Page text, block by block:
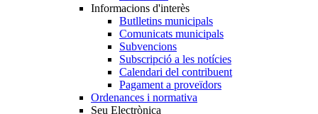
Informacions d'interès
Butlletins municipals
Comunicats municipals
Subvencions
Subscripció a les notícies
Calendari del contribuent
Pagament a proveïdors
Ordenances i normativa
Seu Electrònica